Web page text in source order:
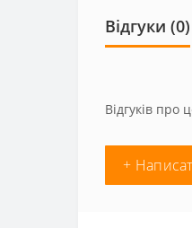
Відгуки (0)
Відгуків про
+